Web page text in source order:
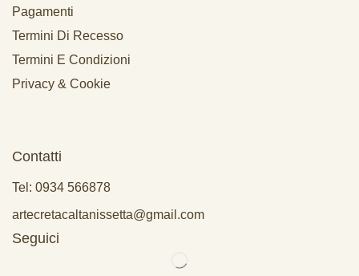
Pagamenti
Termini Di Recesso
Termini E Condizioni
Privacy & Cookie
Contatti
Tel: 0934 566878
artecretacaltanissetta@gmail.com
Seguici